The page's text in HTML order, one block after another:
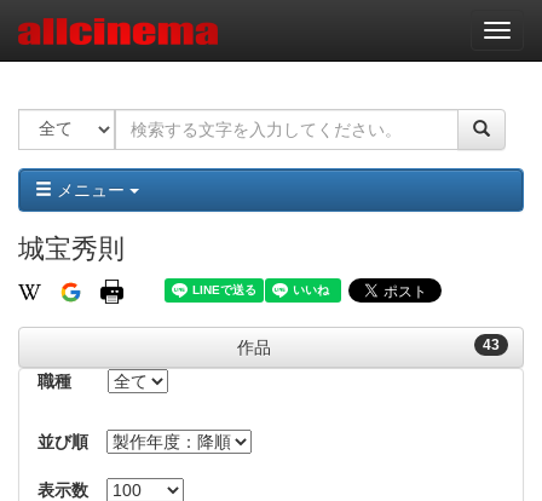
ナ
ビ
ー
ョ
ン
メニュー
城宝秀則
43
作品
職種
並び順
表示数